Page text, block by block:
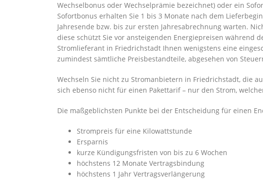
Wechselbonus oder Wechselprämie bezeichnet) oder ein
Sofortbonus erhalten Sie 1 bis 3 Monate nach dem
Jahresende bzw. bis zur ersten Jahresabrechnung warten.
diese schützt Sie vor ansteigenden Energiepreisen während
Stromlieferant in Friedrichstadt Ihnen wenigstens eine
zumindest sämtliche Preisbestandteile, abgesehen von
Wechseln Sie nicht zu Stromanbietern in Friedrichstadt, die
sich ebenso nicht für einen Pakettarif – nur den Strom,
Die maßgeblichsten Punkte bei der Entscheidung für einen
Strompreis für eine Kilowattstunde
Ersparnis
kurze Kündigungsfristen von bis zu 6 Wochen
höchstens 12 Monate Vertragsbindung
höchstens 1 Jahr Vertragsverlängerung